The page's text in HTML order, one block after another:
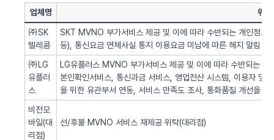
업체명 위탁
㈜SK
텔레콤
SKT MVNO 부가서비스 제공 및 이에 따라 수반되는 개인정보
등), 통신요금 연체사실 통지 이용요금 미납에 따른 해지 알림 업
㈜LG
유플러
스
LG유플러스 MVNO 부가서비스 제공 및 이에 따라 수반되는
본인확인서비스, 통신과금 서비스, 영업전산 시스템, 이용자 및
을 위한 유관부서 연동, 서비스 만족도 조사, 통화품질 개선을 위
비전모
바일(대
리점)
선/후불 MVNO 서비스 재제공 위탁(대리점)